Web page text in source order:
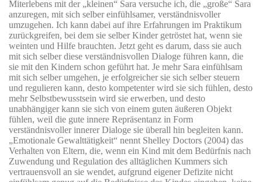
Miterlebens mit der „kleinen“ Sara versuche ich, die „große“ Sara
anzuregen, mit sich selber einfühlsamer, verständnisvoller
umzugehen. Ich kann dabei auf ihre Erfahrungen im Praktikum
zurückgreifen, bei dem sie selber Kinder getröstet hat, wenn sie
weinten und Hilfe brauchten. Jetzt geht es darum, dass sie auch
mit sich selber diese verständnisvollen Dialoge führen kann, die
sie mit den Kindern schon geführt hat. Je mehr Sara einfühlsam
mit sich selber umgehen, je erfolgreicher sie sich selber steuern
und regulieren kann, desto kompetenter wird sie sich fühlen, desto
mehr Selbstbewusstsein wird sie erwerben, und desto
unabhängiger kann sie sich von einem guten äußeren Objekt
fühlen, weil die gute innere Repräsentanz in Form
verständnisvoller innerer Dialoge sie überall hin begleiten kann.
„Emotionale Gewalttätigkeit“ nennt Shelley Doctors (2004) das
Verhalten von Eltern, die, wenn ein Kind mit dem Bedürfnis nach
Zuwendung und Regulation des alltäglichen Kummers sich
vertrauensvoll an sie wendet, aufgrund eigener Defizite nicht